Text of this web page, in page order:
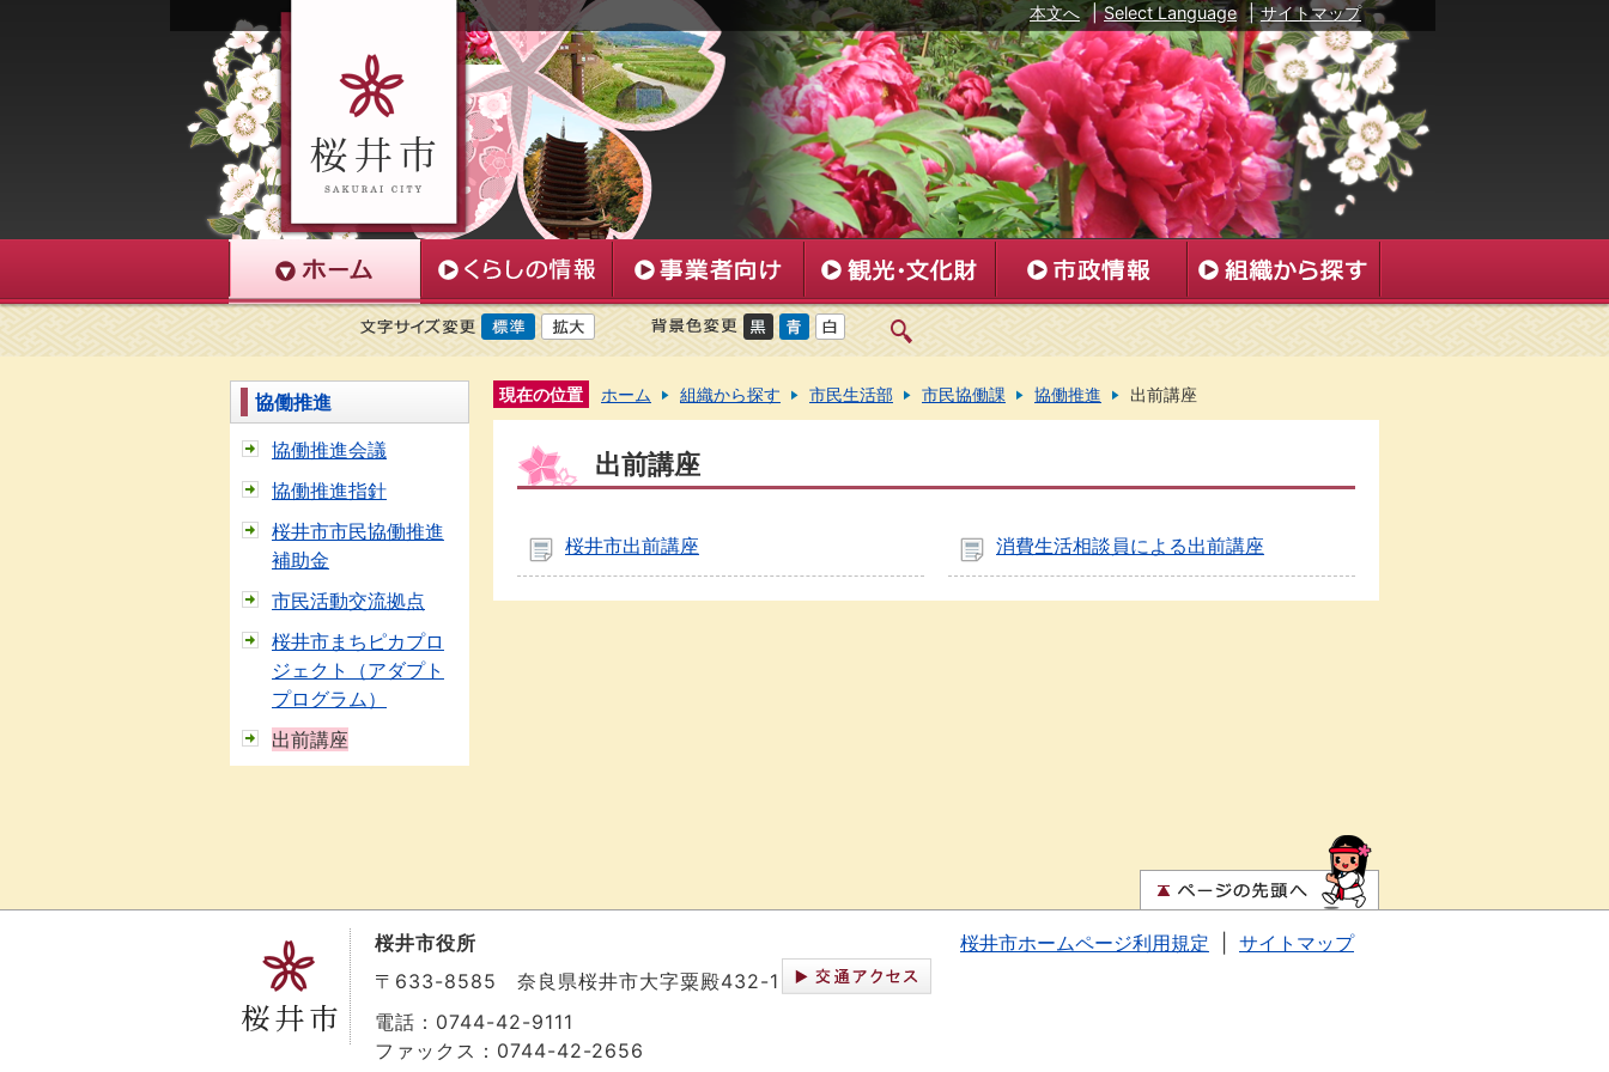
本文へ | Select Language | サイトマップ
協働推進
協働推進会議
協働推進指針
桜井市市民協働推進
補助金
市民活動交流拠点
桜井市まちピカプロ
ジェクト（アダプト
プログラム）
出前講座
現在の位置 ホーム 組織から探す 市民生活部 市民協働課 協働推進 出前講座
出前講座
桜井市出前講座 消費生活相談員による出前講座
桜井市役所
〒633-8585 奈良県桜井市大字粟殿432-1
電話：0744-42-9111
ファックス：0744-42-2656
桜井市ホームページ利用規定 サイトマップ